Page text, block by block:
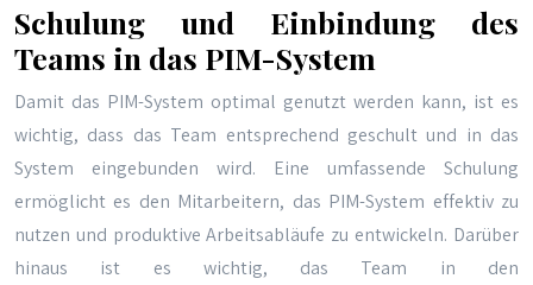
Schulung und Einbindung des
Teams in das PIM-System
Damit das PIM-System optimal genutzt werden kann, ist es
wichtig, dass das Team entsprechend geschult und in das
System eingebunden wird. Eine umfassende Schulung
ermöglicht es den Mitarbeitern, das PIM-System effektiv zu
nutzen und produktive Arbeitsabläufe zu entwickeln. Darüber
hinaus ist es wichtig, das Team in den